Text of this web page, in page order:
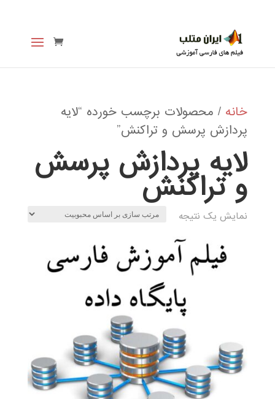
خانه / محصولات برچسب خورده “لایه
پردازش پرسش و تراکنش”
لایه پردازش پرسش
و تراکنش
نمایش یک نتیجه